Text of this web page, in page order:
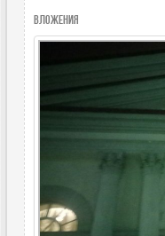
Вложения